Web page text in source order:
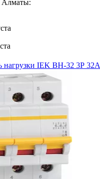
Алматы:
нагрузки IEK ВН-32 3Р 32А